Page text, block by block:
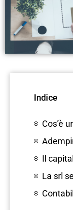
Indice
Cos’è
Il
La srl